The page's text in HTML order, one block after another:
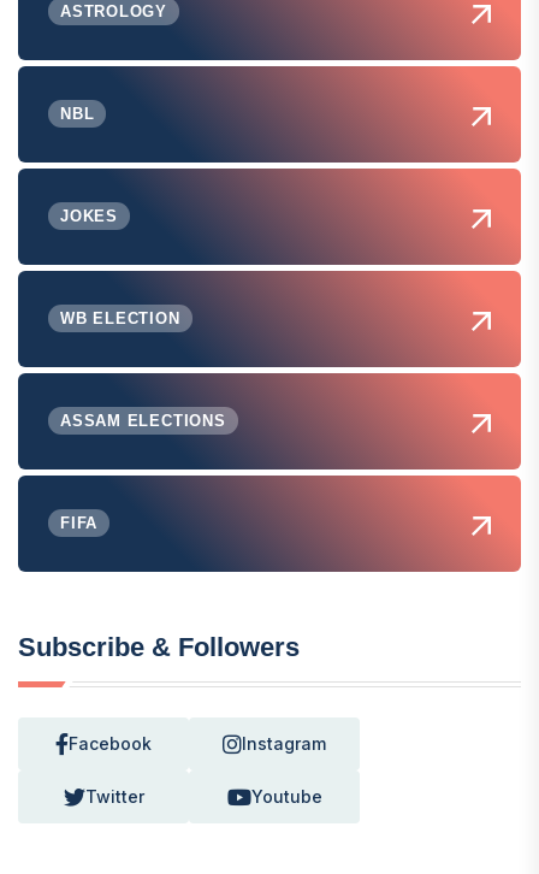
ASTROLOGY
NBL
JOKES
WB ELECTION
ASSAM ELECTIONS
FIFA
Subscribe & Followers
Facebook Instagram
Twitter Youtube